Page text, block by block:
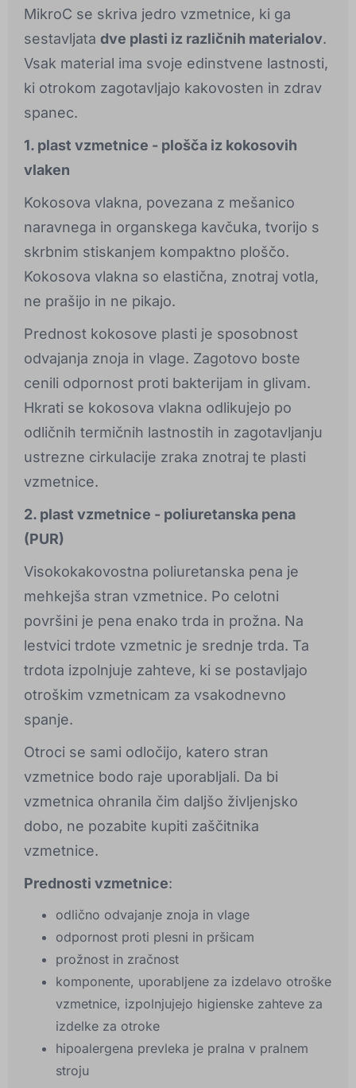
MikroC se skriva jedro vzmetnice, ki ga
sestavljata dve plasti iz različnih materialov.
Vsak material ima svoje edinstvene lastnosti,
ki otrokom zagotavljajo kakovosten in zdrav
spanec.
1. plast vzmetnice - plošča iz kokosovih
vlaken
Kokosova vlakna, povezana z mešanico
naravnega in organskega kavčuka, tvorijo s
skrbnim stiskanjem kompaktno ploščo.
Kokosova vlakna so elastična, znotraj votla,
ne prašijo in ne pikajo.
Prednost kokosove plasti je sposobnost
odvajanja znoja in vlage. Zagotovo boste
cenili odpornost proti bakterijam in glivam.
Hkrati se kokosova vlakna odlikujejo po
odličnih termičnih lastnostih in zagotavljanju
ustrezne cirkulacije zraka znotraj te plasti
vzmetnice.
2. plast vzmetnice - poliuretanska pena
(PUR)
Visokokakovostna poliuretanska pena je
mehkejša stran vzmetnice. Po celotni
površini je pena enako trda in prožna. Na
lestvici trdote vzmetnic je srednje trda. Ta
trdota izpolnjuje zahteve, ki se postavljajo
otroškim vzmetnicam za vsakodnevno
spanje.
Otroci se sami odločijo, katero stran
vzmetnice bodo raje uporabljali. Da bi
vzmetnica ohranila čim daljšo življenjsko
dobo, ne pozabite kupiti zaščitnika
vzmetnice.
Prednosti vzmetnice:
odlično odvajanje znoja in vlage
odpornost proti plesni in pršicam
prožnost in zračnost
komponente, uporabljene za izdelavo otroške
vzmetnice, izpolnjujejo higienske zahteve za
izdelke za otroke
hipoalergena prevleka je pralna v pralnem
stroju